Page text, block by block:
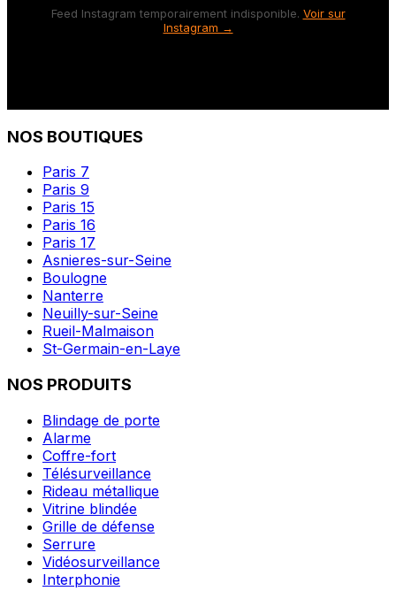
Feed Instagram temporairement indisponible. Voir sur
Instagram →
NOS BOUTIQUES
Paris 7
Paris 9
Paris 15
Paris 16
Paris 17
Asnieres-sur-Seine
Boulogne
Nanterre
Neuilly-sur-Seine
Rueil-Malmaison
St-Germain-en-Laye
NOS PRODUITS
Blindage de porte
Alarme
Coffre-fort
Télésurveillance
Rideau métallique
Vitrine blindée
Grille de défense
Serrure
Vidéosurveillance
Interphonie